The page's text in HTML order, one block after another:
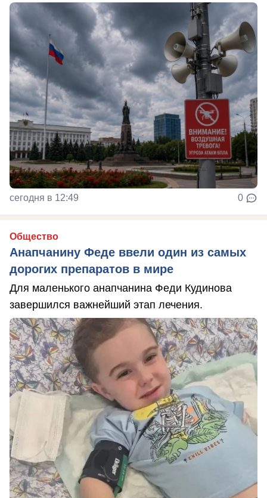
сегодня в 12:49 0
Общество
Анапчанину Феде ввели один из самых
дорогих препаратов в мире
Для маленького анапчанина Феди Кудинова
завершился важнейший этап лечения.